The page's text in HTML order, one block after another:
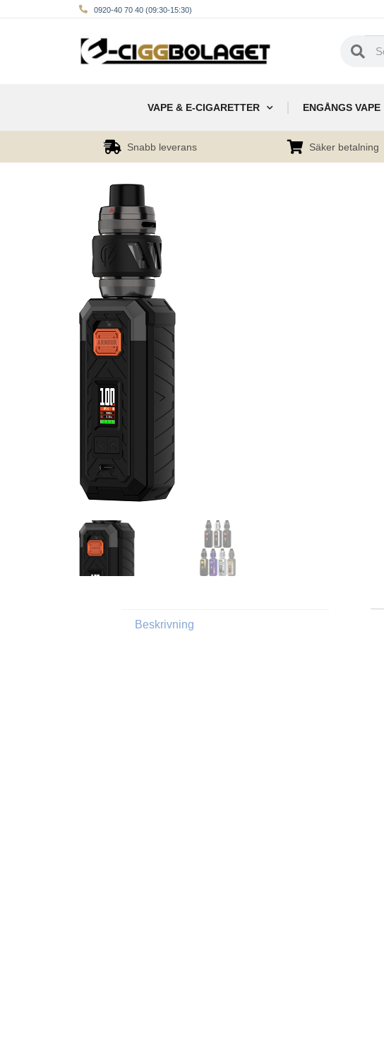
0920-40 70 40 (09:30-15:30)
VAPE & E-CIGARETTER ENGÅNGS VAPE
Snabb leverans Säker betalning
Beskrivning